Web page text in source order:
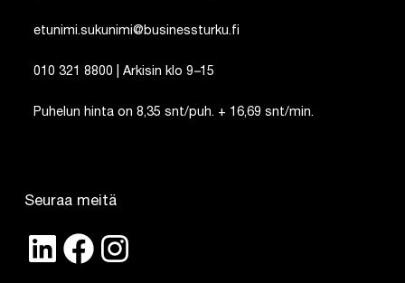
etunimi.sukunimi@businessturku.fi
010 321 8800 | Arkisin klo 9–15
Puhelun hinta on 8,35 snt/puh. + 16,69 snt/min.
Seuraa meitä
LinkedIn Facebook Instagram